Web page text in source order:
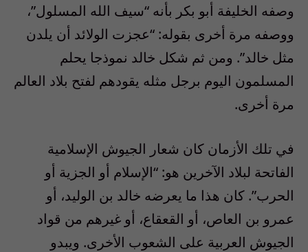
وصفه الخليفة أبو بكر بأنه “سيف الله المسلول”،
ووصفه مرة أخرى بقوله: “عجزت الولائد أن يلدن
مثل خالد”. ومن ثم شكل خالد نموذجا يحلم
المسلمون اليوم برجل مثله يقودهم لفتح بلاد العالم
مرة أخرى.
في تلك الأزمان كان شعار الجيوش الإسلامية
الفاتحة لبلاد الآخرين هو: “الإسلام أو الجزية أو
الحرب”. كان هذا ما يعرضه خالد بن الوليد، أو
عمرو بن العاص، أو القعقاع، أو غيرهم من قواد
الجيوش العربية على الشعوب الأخرى. ويبدو